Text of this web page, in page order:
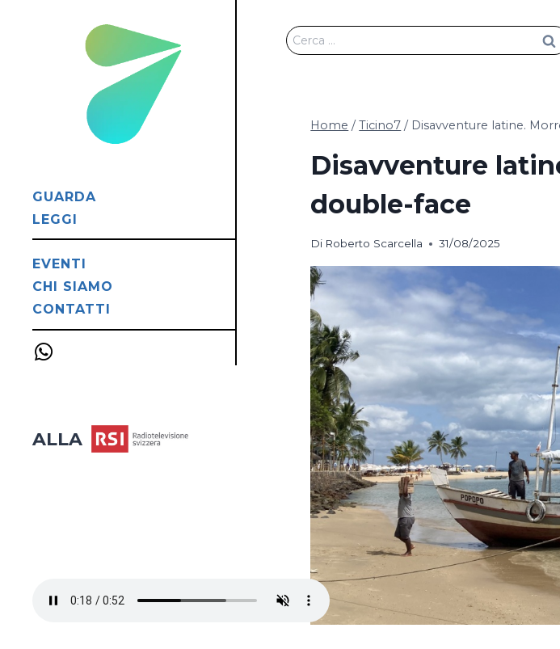
Ricerca
per:
Home / Ticino7 / Disavventure latine.
Disavventure
double-face
Di Roberto Scarcella 31/08/2025
GUARDA
LEGGI
EVENTI
CHI SIAMO
CONTATTI
ALLA